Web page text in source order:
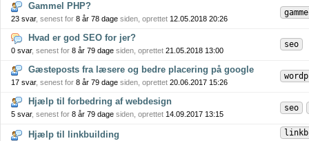
Gammel PHP?
23 svar, senest for 8 år 78 dage siden, oprettet 12.05.2018 20:26
Hvad er god SEO for jer?
0 svar, senest for 8 år 79 dage siden, oprettet 21.05.2018 13:00
seo
Gæsteposts fra læsere og bedre placering på google
17 svar, senest for 8 år 79 dage siden, oprettet 20.06.2017 15:26
Hjælp til forbedring af webdesign
5 svar, senest for 8 år 79 dage siden, oprettet 14.09.2017 13:15
seo
Hjælp til linkbuilding